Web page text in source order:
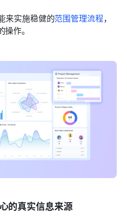
来实施稳健的范围管理流程，
作。
的真实信息来源